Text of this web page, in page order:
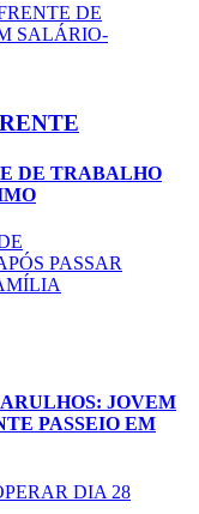
DE TRABALHO
JOVEM
PASSEIO EM